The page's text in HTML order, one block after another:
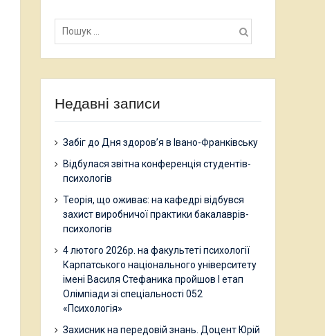
Пошук:
Недавні записи
Забіг до Дня здоров’я в Івано-Франківську
Відбулася звітна конференція студентів-
психологів
Теорія, що оживає: на кафедрі відбувся
захист виробничої практики бакалаврів-
психологів
4 лютого 2026р. на факультеті психології
Карпатського національного університету
імені Василя Стефаника пройшов І етап
Олімпіади зі спеціальності 052
«Психологія»
Захисник на передовій знань. Доцент Юрій